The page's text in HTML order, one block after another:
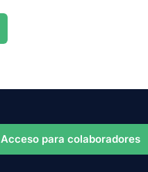
Acceso para colaboradores